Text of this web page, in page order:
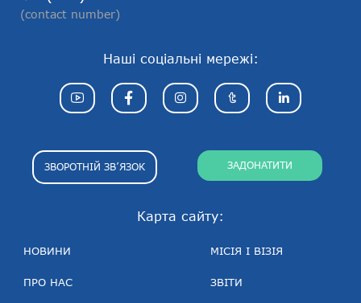
(contact number)
Карта сайту:
НОВИНИ
ПРО НАС
МІСІЯ І ВІЗІЯ
ЗВІТИ
Наші соціальні мережі:
ЗВОРОТНІЙ ЗВ’ЯЗОК ЗАДОНАТИТИ